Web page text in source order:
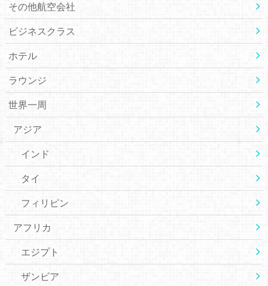
その他航空会社
ビジネスクラス
ホテル
ラウンジ
世界一周
アジア
インド
タイ
フィリピン
アフリカ
エジプト
ザンビア